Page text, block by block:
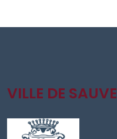
VILLE DE SAUVE